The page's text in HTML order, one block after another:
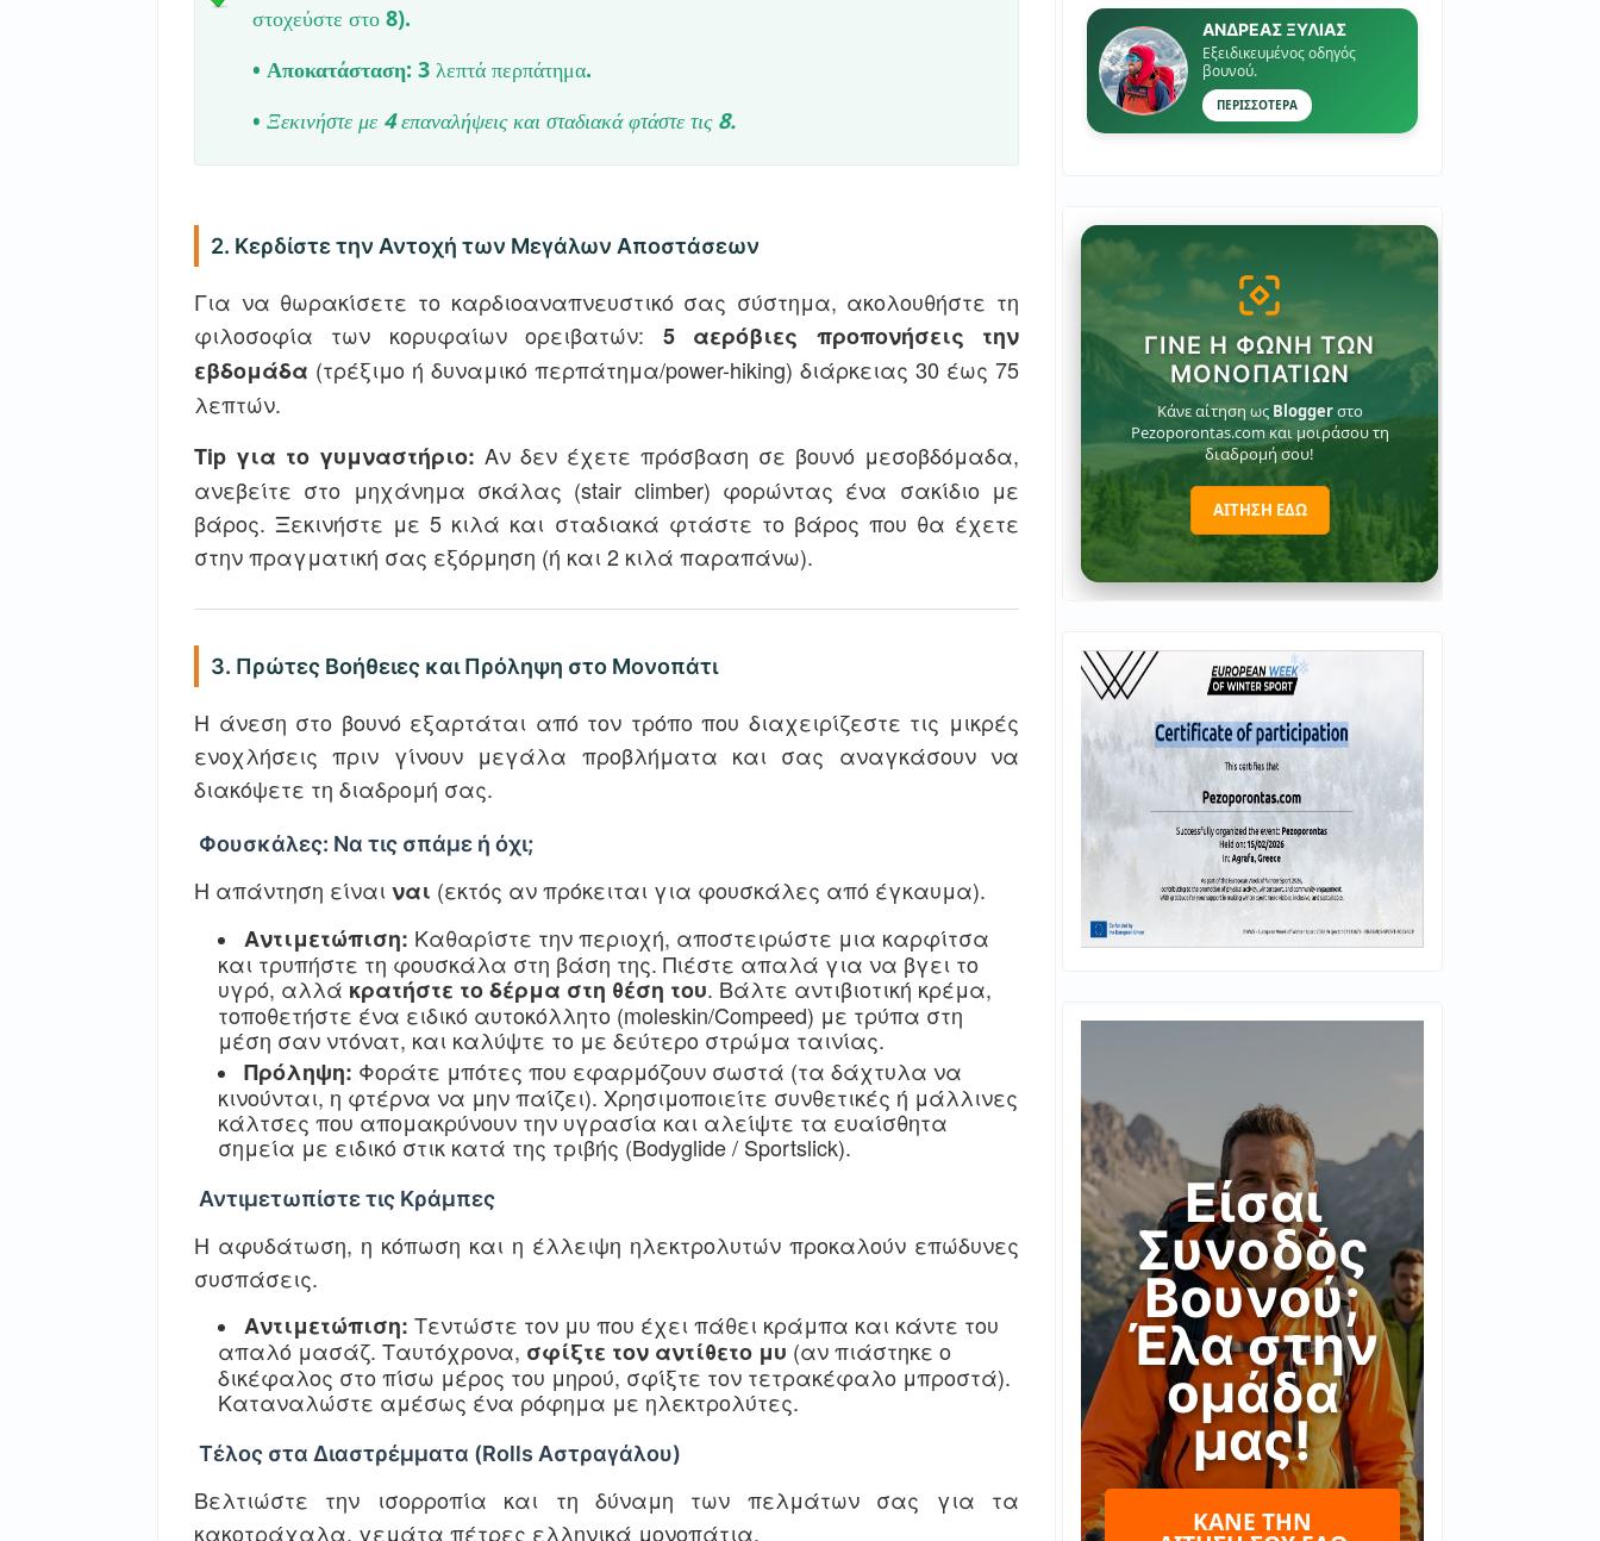
στοχεύστε στο 8).
• Αποκατάσταση: 3 λεπτά περπάτημα.
• Ξεκινήστε με 4 επαναλήψεις και σταδιακά φτάστε τις 8.
2. Κερδίστε την Αντοχή των Μεγάλων Αποστάσεων
Για να θωρακίσετε το καρδιοαναπνευστικό σας σύστημα, ακολουθήστε τη
φιλοσοφία των κορυφαίων ορειβατών: 5 αερόβιες προπονήσεις την
εβδομάδα (τρέξιμο ή δυναμικό περπάτημα/power-hiking) διάρκειας 30 έως 75
λεπτών.
Tip για το γυμναστήριο: Αν δεν έχετε πρόσβαση σε βουνό μεσοβδόμαδα,
ανεβείτε στο μηχάνημα σκάλας (stair climber) φορώντας ένα σακίδιο με
βάρος. Ξεκινήστε με 5 κιλά και σταδιακά φτάστε το βάρος που θα έχετε
στην πραγματική σας εξόρμηση (ή και 2 κιλά παραπάνω).
3. Πρώτες Βοήθειες και Πρόληψη στο Μονοπάτι
Η άνεση στο βουνό εξαρτάται από τον τρόπο που διαχειρίζεστε τις μικρές
ενοχλήσεις πριν γίνουν μεγάλα προβλήματα και σας αναγκάσουν να
διακόψετε τη διαδρομή σας.
Φουσκάλες: Να τις σπάμε ή όχι;
Η απάντηση είναι ναι (εκτός αν πρόκειται για φουσκάλες από έγκαυμα).
Αντιμετώπιση: Καθαρίστε την περιοχή, αποστειρώστε μια καρφίτσα
και τρυπήστε τη φουσκάλα στη βάση της. Πιέστε απαλά για να βγει το
υγρό, αλλά κρατήστε το δέρμα στη θέση του. Βάλτε αντιβιοτική κρέμα,
τοποθετήστε ένα ειδικό αυτοκόλλητο (moleskin/Compeed) με τρύπα στη
μέση σαν ντόνατ, και καλύψτε το με δεύτερο στρώμα ταινίας.
Πρόληψη: Φοράτε μπότες που εφαρμόζουν σωστά (τα δάχτυλα να
κινούνται, η φτέρνα να μην παίζει). Χρησιμοποιείτε συνθετικές ή μάλλινες
κάλτσες που απομακρύνουν την υγρασία και αλείψτε τα ευαίσθητα
σημεία με ειδικό στικ κατά της τριβής (Bodyglide / Sportslick).
Αντιμετωπίστε τις Κράμπες
Η αφυδάτωση, η κόπωση και η έλλειψη ηλεκτρολυτών προκαλούν επώδυνες
συσπάσεις.
Αντιμετώπιση: Τεντώστε τον μυ που έχει πάθει κράμπα και κάντε του
απαλό μασάζ. Ταυτόχρονα, σφίξτε τον αντίθετο μυ (αν πιάστηκε ο
δικέφαλος στο πίσω μέρος του μηρού, σφίξτε τον τετρακέφαλο μπροστά).
Καταναλώστε αμέσως ένα ρόφημα με ηλεκτρολύτες.
Τέλος στα Διαστρέμματα (Rolls Αστραγάλου)
Βελτιώστε την ισορροπία και τη δύναμη των πελμάτων σας για τα
κακοτράχαλα, γεμάτα πέτρες ελληνικά μονοπάτια.
ΑΝΔΡΕΑΣ ΞΥΛΙΑΣ
Εξειδικευμένος οδηγός
βουνού.
ΠΕΡΙΣΣΟΤΕΡΑ
ΓΊΝΕ Η ΦΩΝΉ ΤΩΝ
ΜΟΝΟΠΑΤΙΏΝ
Κάνε αίτηση ως Bloggerστο
Pezoporontas.com και μοιράσου τη
διαδρομή σου!
ΑΙΤΗΣΗ ΕΔΩ
Είσαι
Συνοδός
Βουνού;
Έλα στην
ομάδα
μας!
ΚΆΝΕ ΤΗΝ